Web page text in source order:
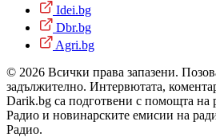
Idei.bg
Dbr.bg
Agri.bg
© 2026 Всички права запазени.
задължително. Интервютата,
Darik.bg са подготвени с помощта на
Радио и новинарските емисии на
Радио.